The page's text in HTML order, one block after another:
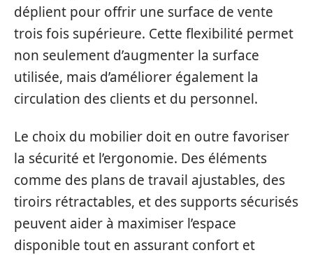
déplient pour offrir une surface de vente
trois fois supérieure. Cette flexibilité permet
non seulement d’augmenter la surface
utilisée, mais d’améliorer également la
circulation des clients et du personnel.
Le choix du mobilier doit en outre favoriser
la sécurité et l’ergonomie. Des éléments
comme des plans de travail ajustables, des
tiroirs rétractables, et des supports sécurisés
peuvent aider à maximiser l’espace
disponible tout en assurant confort et